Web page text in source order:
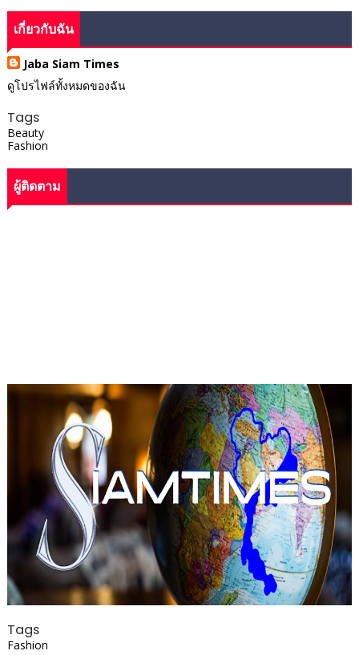
เกี่ยวกับฉัน
Jaba Siam Times
ดูโปรไฟล์ทั้งหมดของฉัน
Tags
Beauty
Fashion
ผู้ติดตาม
Tags
Fashion